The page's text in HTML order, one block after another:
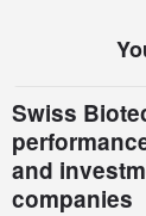
Swiss
and
companies